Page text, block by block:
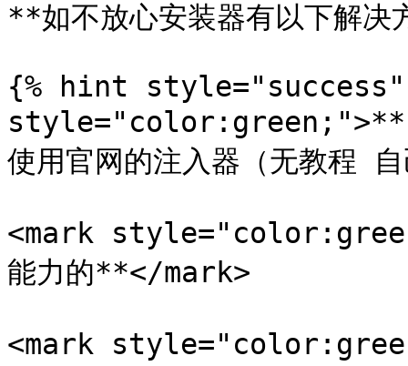
**如不放心安装器有以下解决
{% hint style="success"
style="color:green;">**1.
使用官网的注入器（无教程
<mark
能力的**</mark>
<mark